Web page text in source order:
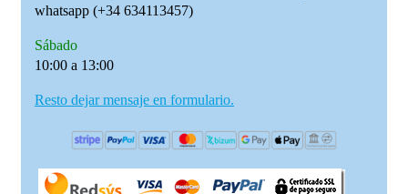
whatsapp (+34 634113457)
Sábado
10:00 a 13:00
Resto dejar mensaje en formulario.